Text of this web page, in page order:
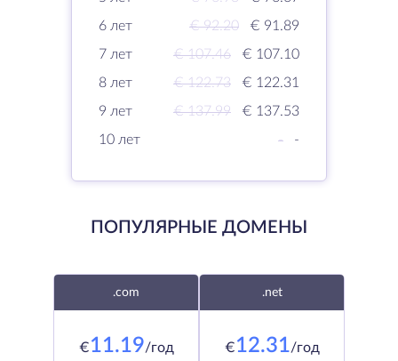
6 лет
€ 92.20
€ 91.89
7 лет
€ 107.46
€ 107.10
8 лет
€ 122.73
€ 122.31
9 лет
€ 137.99
€ 137.53
10 лет
- -
ПОПУЛЯРНЫЕ ДОМЕНЫ
.com
€11.19/год
.net
€12.31/год